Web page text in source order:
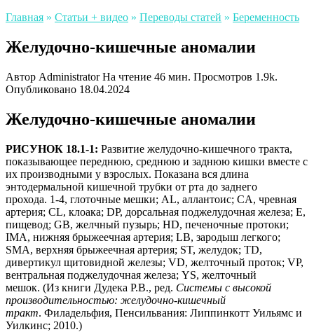
Главная » Статьи + видео » Переводы статей » Беременность
Желудочно-кишечные аномалии
Автор Administrator На чтение 46 мин. Просмотров 1.9k.
Опубликовано 18.04.2024
Желудочно-кишечные аномалии
РИСУНОК 18.1-1: Развитие желудочно-кишечного тракта,
показывающее переднюю, среднюю и заднюю кишки вместе с
их производными у взрослых. Показана вся длина
энтодермальной кишечной трубки от рта до заднего
прохода. 1-4, глоточные мешки; AL, аллантоис; CA, чревная
артерия; CL, клоака; DP, дорсальная поджелудочная железа; E,
пищевод; GB, желчный пузырь; HD, печеночные протоки;
IMA, нижняя брыжеечная артерия; LB, зародыш легкого;
SMA, верхняя брыжеечная артерия; ST, желудок; TD,
дивертикул щитовидной железы; VD, желточный проток; VP,
вентральная поджелудочная железа; YS, желточный
мешок. (Из книги Дудека Р.В., ред. Системы с высокой
производительностью: желудочно-кишечный
тракт. Филадельфия, Пенсильвания: Липпинкотт Уильямс и
Уилкинс; 2010.)